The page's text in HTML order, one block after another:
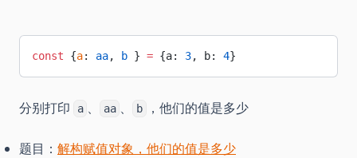
const {a: aa, b } = {a: 3, b: 4}
分别打印 a 、 aa 、 b ，他们的值是多少
题目： 解构赋值对象，他们的值是多少